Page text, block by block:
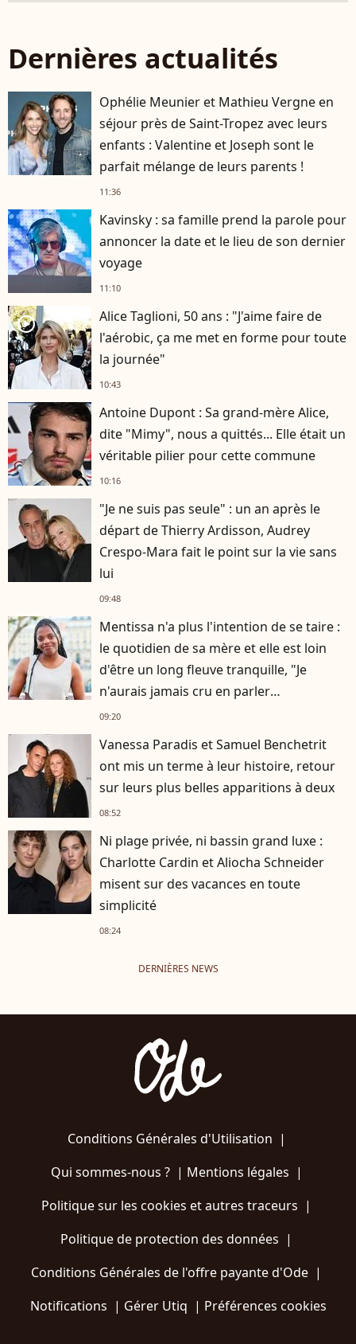
Dernières actualités
Ophélie Meunier et Mathieu Vergne en
séjour près de Saint-Tropez avec leurs
enfants : Valentine et Joseph sont le
parfait mélange de leurs parents !
11:36
Kavinsky : sa famille prend la parole pour
annoncer la date et le lieu de son dernier
voyage
11:10
player2
Alice Taglioni, 50 ans : "J'aime faire de
l'aérobic, ça me met en forme pour toute
la journée"
10:43
Antoine Dupont : Sa grand-mère Alice,
dite "Mimy", nous a quittés... Elle était un
véritable pilier pour cette commune
10:16
"Je ne suis pas seule" : un an après le
départ de Thierry Ardisson, Audrey
Crespo-Mara fait le point sur la vie sans
lui
09:48
Mentissa n'a plus l'intention de se taire :
le quotidien de sa mère et elle est loin
d'être un long fleuve tranquille, "Je
n'aurais jamais cru en parler
publiquement"
09:20
Vanessa Paradis et Samuel Benchetrit
ont mis un terme à leur histoire, retour
sur leurs plus belles apparitions à deux
08:52
Ni plage privée, ni bassin grand luxe :
Charlotte Cardin et Aliocha Schneider
misent sur des vacances en toute
simplicité
08:24
DERNIÈRES NEWS
Conditions Générales d'Utilisation |
Qui sommes-nous ?| Mentions légales |
Politique sur les cookies et autres traceurs |
Politique de protection des données |
Conditions Générales de l'offre payante d'Ode |
Notifications | Gérer Utiq | Préférences cookies